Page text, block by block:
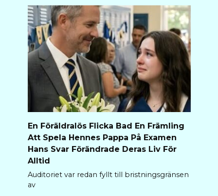
En Föräldralös Flicka Bad En Främling
Att Spela Hennes Pappa På Examen
Hans Svar Förändrade Deras Liv För
Alltid
Auditoriet var redan fyllt till bristningsgränsen
av